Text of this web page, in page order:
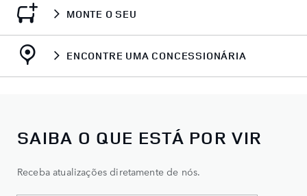
MONTE O SEU
ENCONTRE UMA CONCESSIONÁRIA
SAIBA O QUE ESTÁ POR VIR
Receba atualizações diretamente de nós.